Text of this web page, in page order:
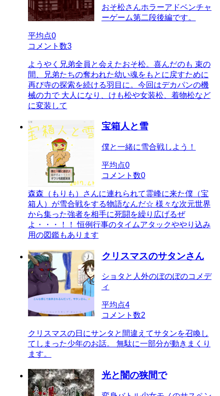
おそ松さんホラーアドベンチャ
ーゲーム第二段後編です。
平均点0
コメント数3
ようやく兄弟全員と会えたおそ松。喜んだのも 束の
間、兄弟たちの奪われた幼い魂をもとに戻すために
再び寺の探索を続ける羽目に。今回はデカパンの機
械の力で 大人になり、けも松や女装松、着物松など
に変装して
宝箱人と雪
僕と一緒に雪合戦しよう！
平均点0
コメント数0
森森（もりも）さんに連れられて霊峰に来た僕（宝
箱人）が雪合戦をする物語なんだ☆ 様々な次元世界
から集った強者を相手に死闘を繰り広げるぜ
よ・・・！！ 恒例行事のタイムアタックややり込み
用の図鑑もあります
クリスマスのサタンさん
ショタと人外のぼのぼのコメデ
ィ
平均点4
コメント数2
クリスマスの日にサンタと間違えてサタンを召喚し
てしまった少年のお話。 無駄に一部分が動きまくり
ます。
光と闇の狭間で